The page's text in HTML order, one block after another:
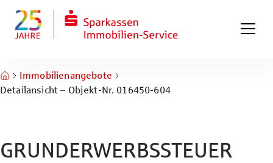
Zum Fuß springen
Immobilienangebote
Detailansicht – Objekt-Nr. 016450-604
GRUNDERWERBSSTEUER